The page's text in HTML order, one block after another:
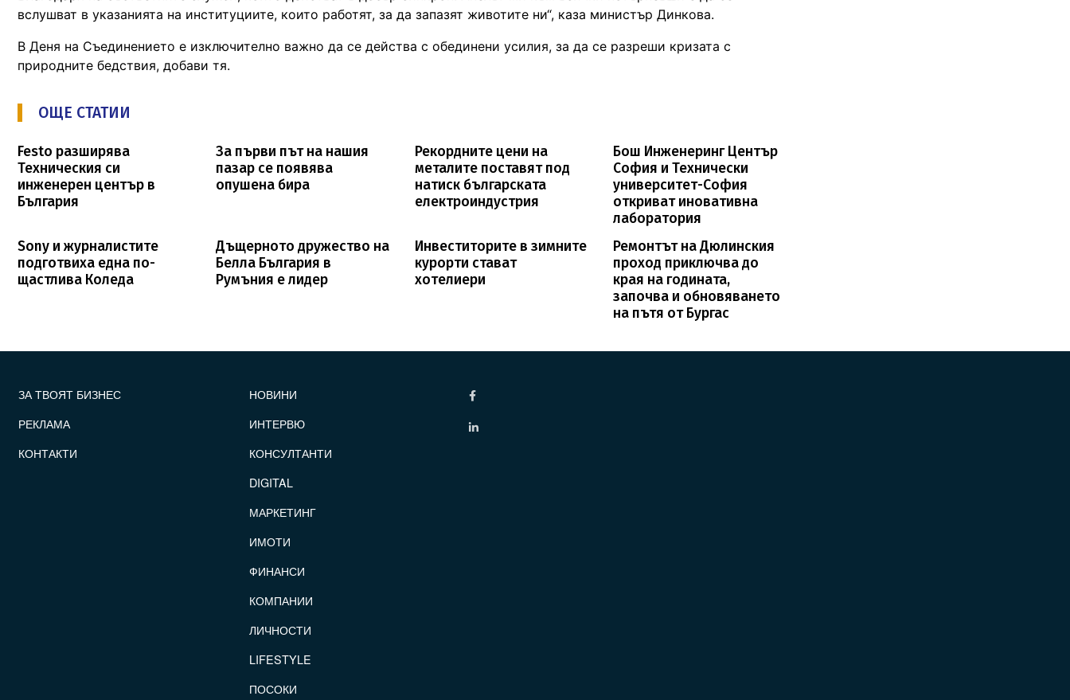
вслушват в указанията на институциите, които работят, за да запазят животите ни“, каза министър Динкова.
В Деня на Съединението е изключително важно да се действа с обединени усилия, за да се разреши кризата с
природните бедствия, добави тя.
ОЩЕ СТАТИИ
Festo разширява
Техническия си
инженерен център в
България
За първи път на нашия
пазар се появява
опушена бира
Рекордните цени на
металите поставят под
натиск българската
електроиндустрия
Бош Инженеринг Център
София и Технически
университет-София
откриват иновативна
лаборатория
Sony и журналистите
подготвиха една по-
щастлива Коледа
Дъщерното дружество на
Белла България в
Румъния е лидер
Инвеститорите в зимните
курорти стават
хотелиери
Ремонтът на Дюлинския
проход приключва до
края на годината,
започва и обновяването
на пътя от Бургас
ЗА ТВОЯТ БИЗНЕС
РЕКЛАМА
КОНТАКТИ
НОВИНИ
ИНТЕРВЮ
КОНСУЛТАНТИ
DIGITAL
МАРКЕТИНГ
ИМОТИ
ФИНАНСИ
КОМПАНИИ
ЛИЧНОСТИ
LIFESTYLE
ПОСОКИ